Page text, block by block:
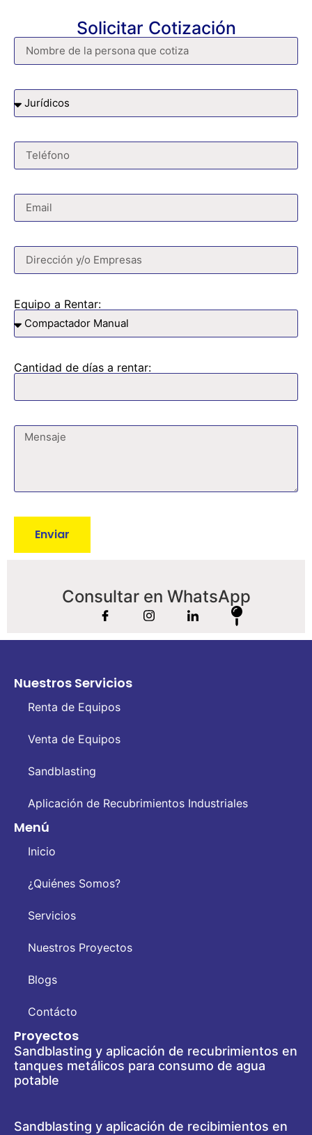
Solicitar Cotización
Equipo a Rentar:
Cantidad de días a rentar:
Enviar
Consultar en WhatsApp
Nuestros Servicios
Renta de Equipos
Venta de Equipos
Sandblasting
Aplicación de Recubrimientos Industriales
Menú
Inicio
¿Quiénes Somos?
Servicios
Nuestros Proyectos
Blogs
Contácto
Proyectos
Sandblasting y aplicación de recubrimientos en
tanques metálicos para consumo de agua
potable
Sandblasting y aplicación de recibimientos en